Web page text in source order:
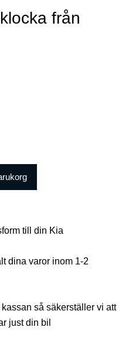
från
till din Kia
dina varor inom 1-2
så säkerställer vi att
just din bil